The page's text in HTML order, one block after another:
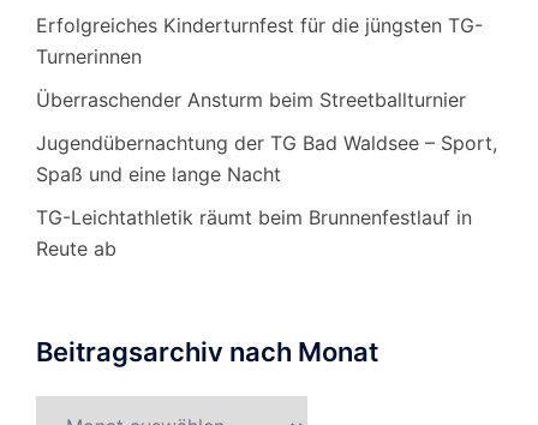
Erfolgreiches Kinderturnfest für die jüngsten TG-
Turnerinnen
Überraschender Ansturm beim Streetballturnier
Jugendübernachtung der TG Bad Waldsee – Sport,
Spaß und eine lange Nacht
TG-Leichtathletik räumt beim Brunnenfestlauf in
Reute ab
Beitragsarchiv nach Monat